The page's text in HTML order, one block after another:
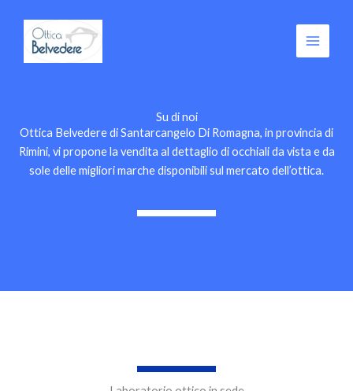
contenuto
Su di noi
Ottica Belvedere di Santarcangelo Di Romagna, in provincia di
Rimini, vi propone la vendita al dettaglio di occhiali da vista e da
sole delle migliori marche disponibili sul mercato dell’ottica.